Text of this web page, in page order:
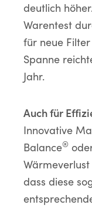
deutlich
Warentest
für neue
Spanne
Jahr.
Auch für
Innovative
Balance®
dass diese